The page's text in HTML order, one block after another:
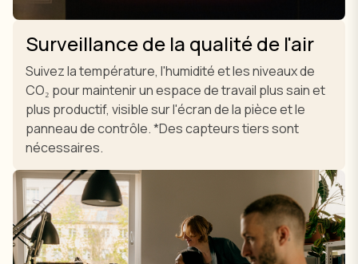
Surveillance de la qualité de l'air
Suivez la température, l'humidité et les niveaux de
CO₂ pour maintenir un espace de travail plus sain et
plus productif, visible sur l'écran de la pièce et le
panneau de contrôle. *Des capteurs tiers sont
nécessaires.